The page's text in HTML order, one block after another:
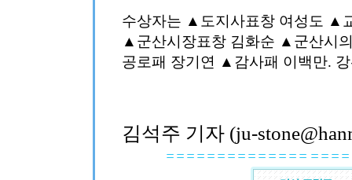
수상자는 ▲도지사표창 여성도 ▲
▲군산시장표창 김화순 ▲군산시
공로패 장기연 ▲감사패 이백만.
김석주 기자 (ju-